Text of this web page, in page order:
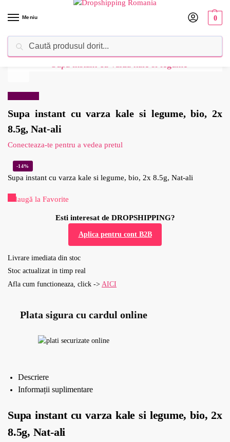
Meniu 0
Dropshipping Romania⚡ Furnizorul tău de produse
Supa instant cu varza kale si legume, bio, 2x
8.5g, Nat-ali
Conecteaza-te pentru a vedea pretul
-14%
Supa instant cu varza kale si legume, bio, 2x 8.5g, Nat-ali
Adaugă la Favorite
Esti interesat de DROPSHIPPING?
Aplica pentru cont B2B
Livrare imediata din stoc
Stoc actualizat in timp real
Afla cum functioneaza, click -> AICI
Plata sigura cu cardul online
Descriere
Informații suplimentare
Supa instant cu varza kale si legume, bio, 2x
8.5g, Nat-ali